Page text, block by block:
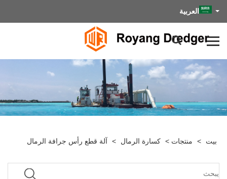
العربية
بيت > منتجات > كسارة الرمال > آلة قطع رأس جرافة الرمال